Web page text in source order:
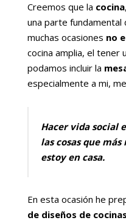
Creemos que la cocina
una parte fundamental
muchas ocasiones no
cocina amplia, el tener
podamos incluir la
especialmente a mi,
Hacer vida social
las cosas que
estoy en casa.
En esta ocasión he
de diseños de cocinas